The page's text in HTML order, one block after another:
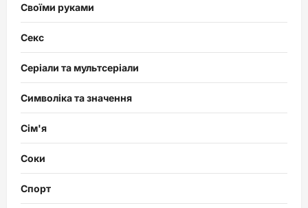
Своїми руками
Секс
Серіали та мультсеріали
Символіка та значення
Сім'я
Соки
Спорт